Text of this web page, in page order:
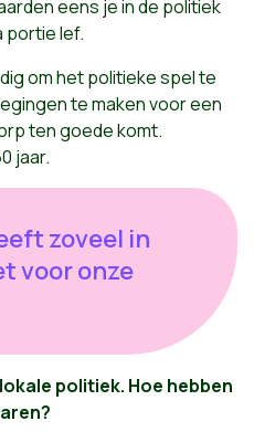
eens je in de politiek
portie lef.
om het politieke spel te
te maken voor een
ten goede komt.
jaar.
zoveel in
voor onze
politiek. Hoe hebben